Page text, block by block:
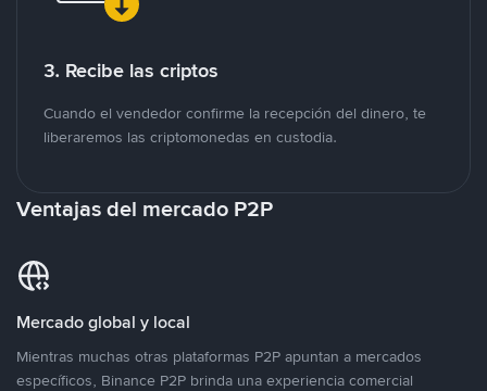
3. Recibe las criptos
Cuando el vendedor confirme la recepción del dinero, te
liberaremos las criptomonedas en custodia.
Ventajas del mercado P2P
Mercado global y local
Mientras muchas otras plataformas P2P apuntan a mercados
específicos, Binance P2P brinda una experiencia comercial